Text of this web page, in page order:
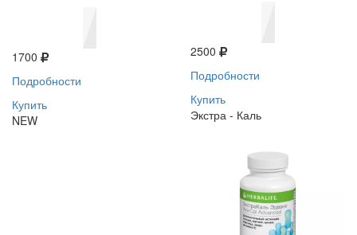
1700
Подробности
Купить
NEW
2500
Подробности
Купить
Экстра - Каль